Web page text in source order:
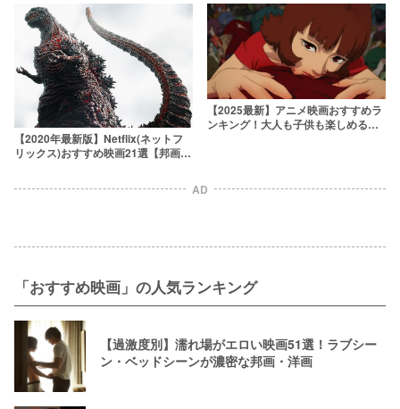
年版】
【2020年最新版】Netflix(ネットフ
リックス)おすすめ映画21選【邦画
【2025最新】アニメ映画おすすめラ
ンキング！大人も子供も楽しめる最
AD
「おすすめ映画」の人気ランキング
【過激度別】濡れ場がエロい映画51選！ラブシー
ン・ベッドシーンが濃密な邦画・洋画